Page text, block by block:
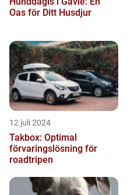
Oas för Ditt Husdjur
12 juli 2024
Takbox: Optimal
förvaringslösning för
roadtripen